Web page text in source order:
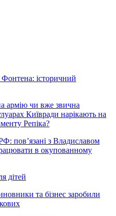
Фонтена: історичний
армію чи вже звична
Київради нарікають на
Репіка?
пов’язані з Владиславом
в окупованному
дітей
та бізнес заробили